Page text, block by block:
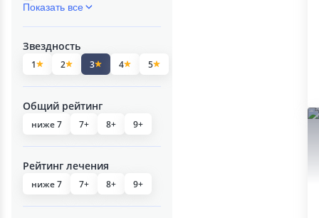
Показать все
Звездность
1 2 3 4 5
Общий рейтинг
ниже 7 7+ 8+ 9+
Рейтинг лечения
ниже 7 7+ 8+ 9+